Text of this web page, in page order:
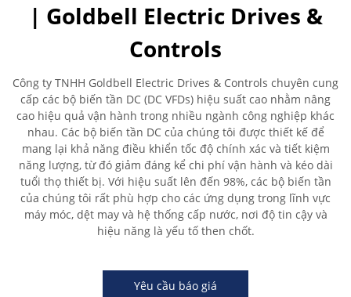
| Goldbell Electric Drives &
Controls
Công ty TNHH Goldbell Electric Drives & Controls chuyên cung
cấp các bộ biến tần DC (DC VFDs) hiệu suất cao nhằm nâng
cao hiệu quả vận hành trong nhiều ngành công nghiệp khác
nhau. Các bộ biến tần DC của chúng tôi được thiết kế để
mang lại khả năng điều khiển tốc độ chính xác và tiết kiệm
năng lượng, từ đó giảm đáng kể chi phí vận hành và kéo dài
tuổi thọ thiết bị. Với hiệu suất lên đến 98%, các bộ biến tần
của chúng tôi rất phù hợp cho các ứng dụng trong lĩnh vực
máy móc, dệt may và hệ thống cấp nước, nơi độ tin cậy và
hiệu năng là yếu tố then chốt.
Yêu cầu báo giá